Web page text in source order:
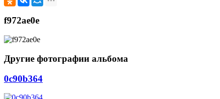
f972ae0e
Другие фотографии альбома
0c90b364